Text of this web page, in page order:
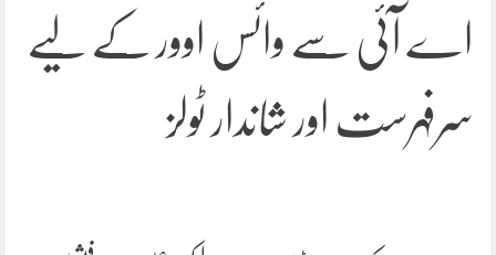
اے آئی سے وائس اوور کے لیے
سرفہرست اور شاندار ٹولز